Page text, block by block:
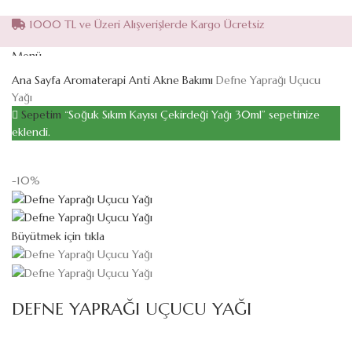
1000 TL ve Üzeri Alışverişlerde Kargo Ücretsiz
Menü
Search
0Favorilerim
Ana Sayfa Aromaterapi Anti Akne Bakımı Defne Yaprağı Uçucu
Yağı
Sepetim “Soğuk Sıkım Kayısı Çekirdeği Yağı 30ml” sepetinize
eklendi.
-10%
Büyütmek için tıkla
DEFNE YAPRAĞI UÇUCU YAĞI